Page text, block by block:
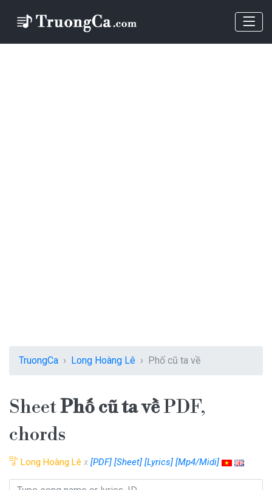
TruongCa Long Hoàng Lê Phố cũ ta về
SheetPhố cũ ta vềPDF,
chords
Long Hoàng Lê x [PDF] [Sheet] [Lyrics] [Mp4/Midi]